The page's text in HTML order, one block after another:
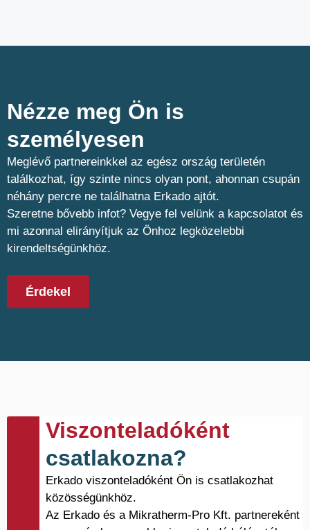
Nézze meg Ön is
személyesen​
Meglévő partnereinkkel az egész ország területén
találkozhat, így szinte nincs olyan pont, ahonnan csupán
néhány percre ne találhatna Erkado ajtót.
Szeretne bővebb infot? Vegye fel velünk a kapcsolatot és
mi azonnal elirányítjuk az Önhoz legközelebbi
kirendeltségünkhöz.
Érdekel
Viszonteladóként
csatlakozna?
Erkado viszonteladóként Ön is csatlakozhat
közösségünkhöz.
Az Erkado és a Mikratherm-Pro Kft. partnereként